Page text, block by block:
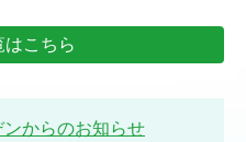
こちら
からのお知らせ